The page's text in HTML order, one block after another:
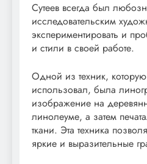
Сутеев всегда был
исследовательским
экспериментировать и
и стили в своей работе.
Одной из техник, которую
использовал, была
изображение на
линолеуме, а затем
ткани. Эта техника
яркие и выразительные